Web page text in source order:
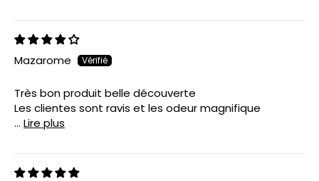
Mazarome
Très bon produit belle découverte
Les clientes sont ravis et les odeur magnifique
... Lire plus